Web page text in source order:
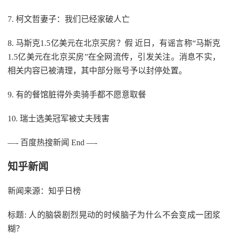
7. 柯文哲妻子：我们已经家破人亡
8. 马斯克1.5亿美元在北京买房？假 近日，有谣言称“马斯克
1.5亿美元在北京买房”在全网流传，引发关注。消息不实，
相关内容已被清理，其中部分账号予以封停处置。
9. 有的餐馆脏得外卖骑手都不愿意取餐
10. 瑞士选美冠军被丈夫残害
—- 百度热搜新闻 End —-
知乎新闻
新闻来源：知乎日榜
标题: 人的脑袋剧烈晃动的时候脑子为什么不会变成一团浆
糊？